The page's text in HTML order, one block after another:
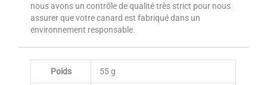
nous avons un contrôle de qualité très strict pour nous
assurer que votre canard est fabriqué dans un
environnement responsable.
Poids 55 g